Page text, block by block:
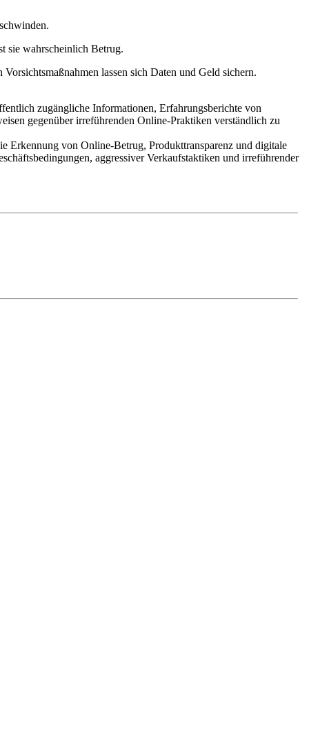
sie wahrscheinlich Betrug.
lassen sich Daten und Geld sichern.
zugängliche Informationen, Erfahrungsberichte von
gegenüber irreführenden Online-Praktiken verständlich zu
Erkennung von Online-Betrug, Produkttransparenz und digitale
aggressiver Verkaufstaktiken und irreführender